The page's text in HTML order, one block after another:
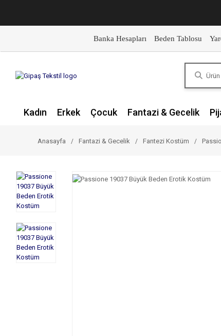
Banka Hesapları Beden Tablosu
Kadın Erkek Çocuk Fantazi & Gecelik
Anasayfa Fantazi & Gecelik Fantezi Kostüm